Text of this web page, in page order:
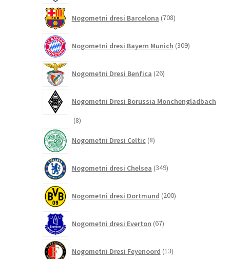
Nogometni dresi Barcelona 708izdelkov
Nogometni dresi Bayern Munich 309izdelkov
Nogometni Dresi Benfica 26izdelkov
Nogometni Dresi Borussia Monchengladbach
88
Nogometni Dresi Celtic 8izdelkov
Nogometni dresi Chelsea 349izdelkov
Nogometni dresi Dortmund 200izdelkov
Nogometni dresi Everton 67izdelkov
Nogometni Dresi Feyenoord 13izdelkov